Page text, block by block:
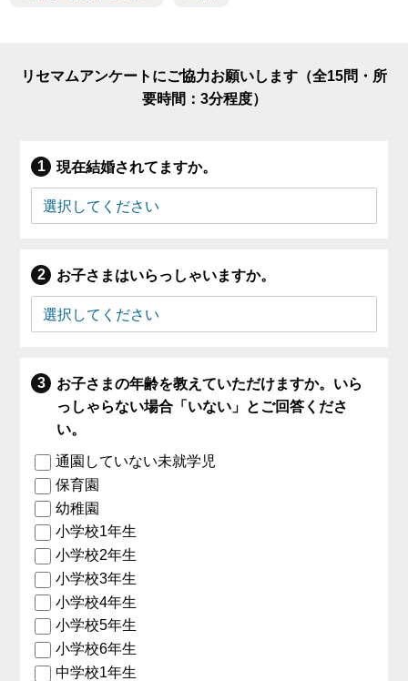
リセマムアンケートにご協力お願いします（全15問・所
要時間：3分程度）
現在結婚されてますか。
お子さまはいらっしゃいますか。
お子さまの年齢を教えていただけますか。いら
っしゃらない場合「いない」とご回答くださ
い。
通園していない未就学児
保育園
幼稚園
小学校1年生
小学校2年生
小学校3年生
小学校4年生
小学校5年生
小学校6年生
中学校1年生